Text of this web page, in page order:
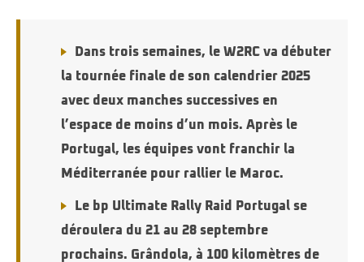
Dans trois semaines, le W2RC va débuter
la tournée finale de son calendrier 2025
avec deux manches successives en
l’espace de moins d’un mois. Après le
Portugal, les équipes vont franchir la
Méditerranée pour rallier le Maroc.
Le bp Ultimate Rally Raid Portugal se
déroulera du 21 au 28 septembre
prochains. Grândola, à 100 kilomètres de